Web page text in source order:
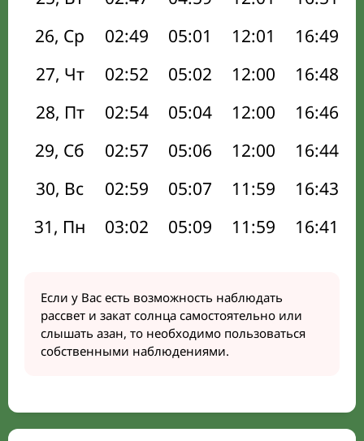
26, Ср
02:49 05:01 12:01 16:49
27, Чт
02:52 05:02 12:00 16:48
28, Пт
02:54 05:04 12:00 16:46
29, Сб
02:57 05:06 12:00 16:44
30, Вс
02:59 05:07 11:59 16:43
31, Пн
03:02 05:09 11:59 16:41
Если у Вас есть возможность наблюдать
рассвет и закат солнца самостоятельно или
слышать азан, то необходимо пользоваться
собственными наблюдениями.